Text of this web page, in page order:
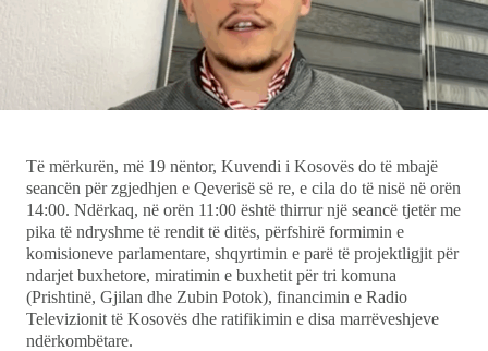
Showbiz
Udhëtime
DuVideo
Të mërkurën, më 19 nëntor, Kuvendi i Kosovës do të mbajë
seancën për zgjedhjen e Qeverisë së re, e cila do të nisë në orën
14:00. Ndërkaq, në orën 11:00 është thirrur një seancë tjetër me
pika të ndryshme të rendit të ditës, përfshirë formimin e
komisioneve parlamentare, shqyrtimin e parë të projektligjit për
ndarjet buxhetore, miratimin e buxhetit për tri komuna
(Prishtinë, Gjilan dhe Zubin Potok), financimin e Radio
Televizionit të Kosovës dhe ratifikimin e disa marrëveshjeve
ndërkombëtare.